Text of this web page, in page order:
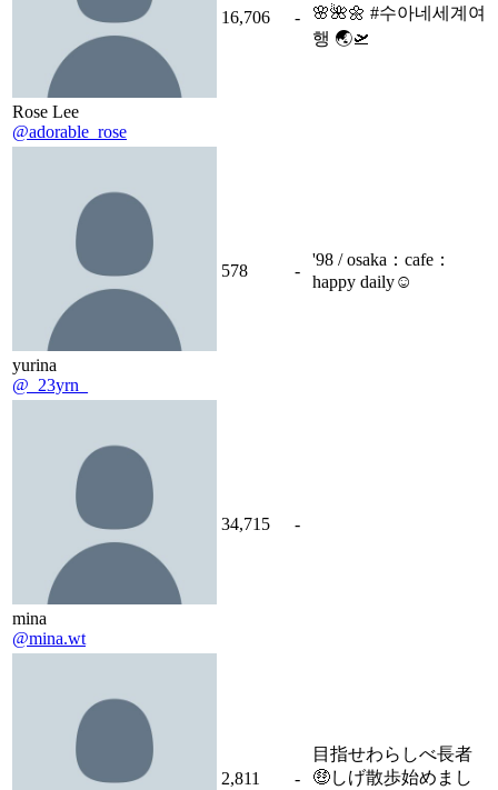
Rose Lee
@adorable_rose
16,706 -
🌸🌺🌼 #수아네세계여
행 🌏🛫
yurina
@_23yrn_
578 -
'98 / osaka：cafe：
happy daily☺︎
mina
@mina.wt
34,715 -
2,811 -
目指せわらしべ長者
🤑しげ散歩始めまし